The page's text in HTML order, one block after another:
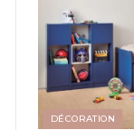
DÉCORATION